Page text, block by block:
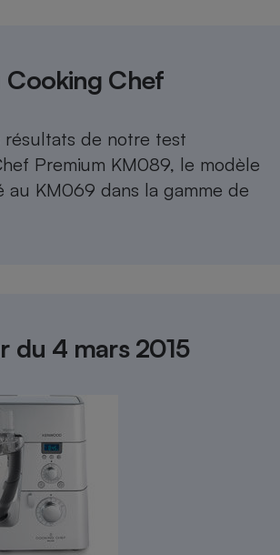
Cooking Chef
résultats de notre test
Premium KM089, le modèle
au KM069 dans la gamme de
du 4 mars 2015
Téléphone mobile -
Radiateur électrique
Ventilateur